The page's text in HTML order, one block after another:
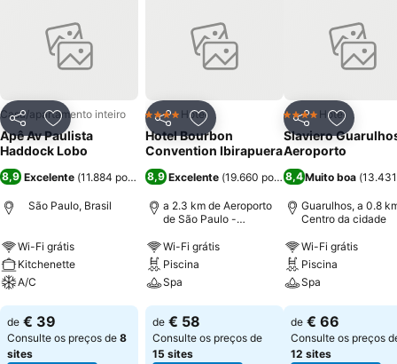
PartilharAdicionar aos favoritos
Casa/apartamento inteiro
Apê Av Paulista
Haddock Lobo
8,9 Excelente (11.884 pontuações)
São Paulo, Brasil
Wi-Fi grátis
Kitchenette
A/C
Ver preços
de € 39
Consulte os preços de 8
sites
PartilharAdicionar aos favoritos
4 EstrelasHotel
Hotel Bourbon
Convention Ibirapuera
8,9 Excelente (19.660 pontuações)
a 2.3 km de Aeroporto
de São Paulo -
Wi-Fi grátis
Piscina
Spa
Ver preços
de € 58
Consulte os preços de
15 sites
Partilhar
4 EstrelasHotel
Slaviero
Aeroporto
8,4Muito boa (
Guarulhos, a 0.8
Centro da cidade
Wi-Fi grátis
Piscina
Spa
Ver preços
de € 66
Consulte os preços
12 sites